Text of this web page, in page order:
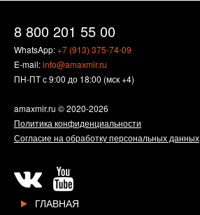
8 800 201 55 00
WhatsApp:+7 (913) 375-74-09
E-mail:info@amaxmir.ru
ПН-ПТ с 9:00 до 18:00 (мск +4)
amaxmir.ru © 2020-2026
Политика конфиденциальности
Согласие на обработку персональных данных
ГЛАВНАЯ